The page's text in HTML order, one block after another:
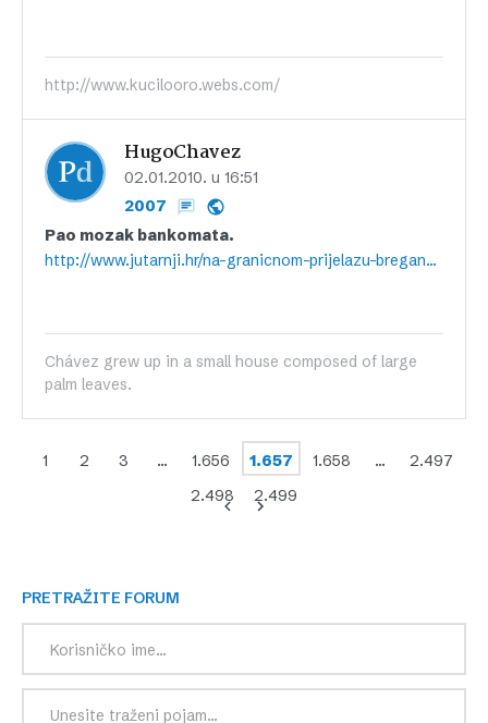
http://www.kucilooro.webs.com/
HugoChavez
02.01.2010. u 16:51
2007
Pao mozak bankomata.
http://www.jutarnji.hr/na-granicnom-prijelazu–bregana-uhicen-josip-protega-/447108/
Chávez grew up in a small house composed of large
palm leaves.
1 2 3 … 1.656 1.657 1.658 …
2.497
2.498
2.499
PRETRAŽITE FORUM